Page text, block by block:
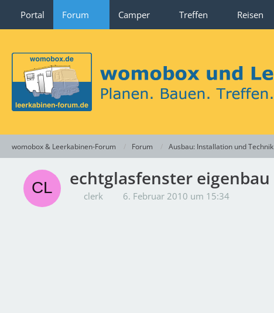
Portal Forum Camper Treffen Reisen
womobox & Leerkabinen-Forum Forum Ausbau: Installation und Technik
echtglasfenster eigenbau
clerk 6. Februar 2010 um 15:34